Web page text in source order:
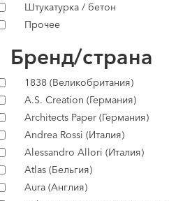
Штукатурка / бетон
Прочее
Бренд/страна
1838 (Великобритания)
A.S. Creation (Германия)
Architects Paper (Германия)
Andrea Rossi (Италия)
Alessandro Allori (Италия)
Atlas (Бельгия)
Aura (Англия)